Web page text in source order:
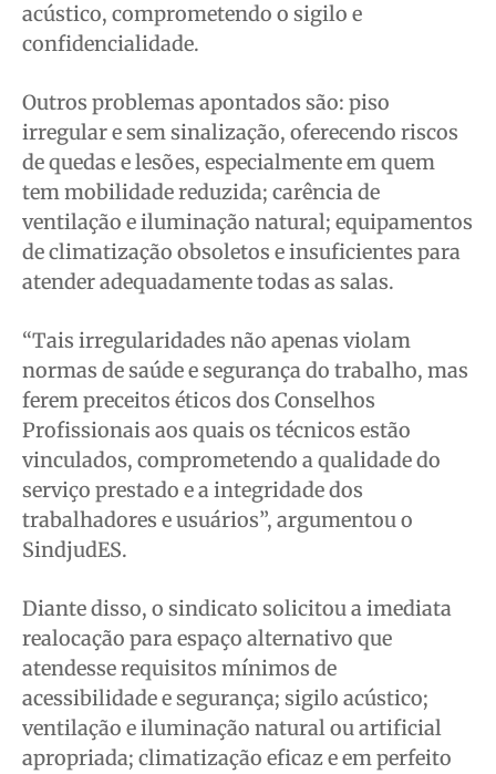
acústico, comprometendo o sigilo e
confidencialidade.
Outros problemas apontados são: piso
irregular e sem sinalização, oferecendo riscos
de quedas e lesões, especialmente em quem
tem mobilidade reduzida; carência de
ventilação e iluminação natural; equipamentos
de climatização obsoletos e insuficientes para
atender adequadamente todas as salas.
“Tais irregularidades não apenas violam
normas de saúde e segurança do trabalho, mas
ferem preceitos éticos dos Conselhos
Profissionais aos quais os técnicos estão
vinculados, comprometendo a qualidade do
serviço prestado e a integridade dos
trabalhadores e usuários”, argumentou o
SindjudES.
Diante disso, o sindicato solicitou a imediata
realocação para espaço alternativo que
atendesse requisitos mínimos de
acessibilidade e segurança; sigilo acústico;
ventilação e iluminação natural ou artificial
apropriada; climatização eficaz e em perfeito